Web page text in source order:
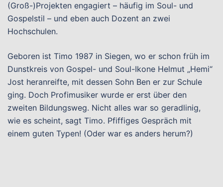
(Groß-)Projekten engagiert – häufig im Soul- und
Gospelstil – und eben auch Dozent an zwei
Hochschulen.
Geboren ist Timo 1987 in Siegen, wo er schon früh im
Dunstkreis von Gospel- und Soul-Ikone Helmut „Hemi“
Jost heranreifte, mit dessen Sohn Ben er zur Schule
ging. Doch Profimusiker wurde er erst über den
zweiten Bildungsweg. Nicht alles war so geradlinig,
wie es scheint, sagt Timo. Pfiffiges Gespräch mit
einem guten Typen! (Oder war es anders herum?)